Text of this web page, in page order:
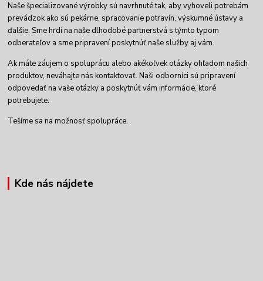
Naše špecializované výrobky sú navrhnuté tak, aby vyhoveli potrebám
prevádzok ako sú pekárne, spracovanie potravín, výskumné ústavy a
ďalšie. Sme hrdí na naše dlhodobé partnerstvá s týmto typom
odberateľov a sme pripravení poskytnúť naše služby aj vám.
Ak máte záujem o spoluprácu alebo akékoľvek otázky ohľadom našich
produktov, neváhajte nás kontaktovať. Naši odborníci sú pripravení
odpovedať na vaše otázky a poskytnúť vám informácie, ktoré
potrebujete.
Tešíme sa na možnosť spolupráce.
Kde nás nájdete